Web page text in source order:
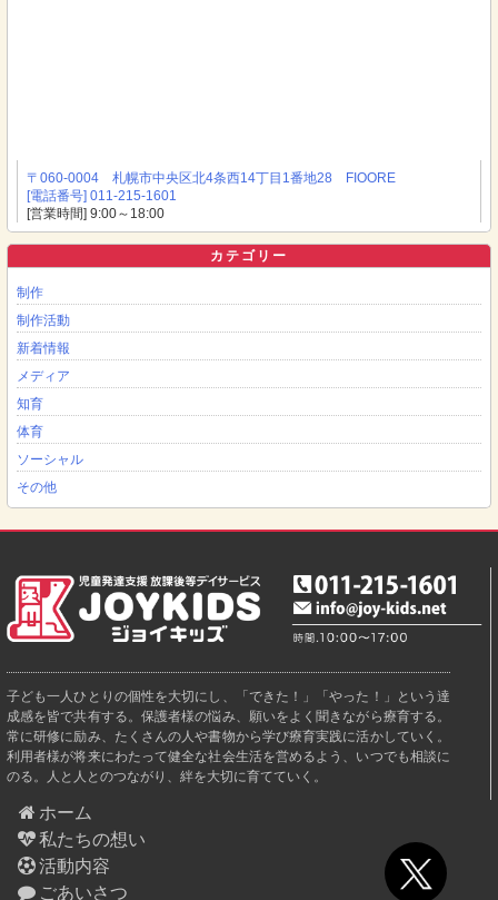
〒060-0004 札幌市中央区北4条西14丁目1番地28 FIOORE
[電話番号] 011-215-1601
[営業時間] 9:00～18:00
カテゴリー
制作
制作活動
新着情報
メディア
知育
体育
ソーシャル
その他
子ども一人ひとりの個性を大切にし、「できた！」「やった！」という達
成感を皆で共有する。保護者様の悩み、願いをよく聞きながら療育する。
常に研修に励み、たくさんの人や書物から学び療育実践に活かしていく。
利用者様が将来にわたって健全な社会生活を営めるよう、いつでも相談に
のる。人と人とのつながり、絆を大切に育てていく。
ホーム
私たちの想い
活動内容
ごあいさつ